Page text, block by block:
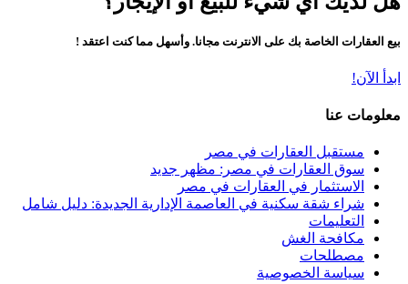
بيع العقارات الخاصة بك على الانترنت مجانا. وأسهل مما كنت اعتقد !
ابدأ الآن!
معلومات عنا
مستقبل العقارات في مصر
سوق العقارات في مصر: مظهر جديد
الاستثمار في العقارات في مصر
شراء شقة سكنية في العاصمة الإدارية الجديدة: دليل شامل
التعليمات
مكافحة الغش
مصطلحات
سياسة الخصوصية